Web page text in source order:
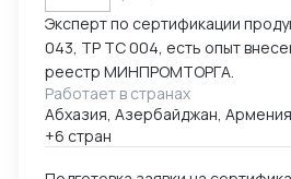
Эксперт по сертификации
043, ТР ТС 004, есть опыт
реестр МИНПРОМТОРГА.
Работает в странах
Абхазия, Азербайджан,
+6 стран